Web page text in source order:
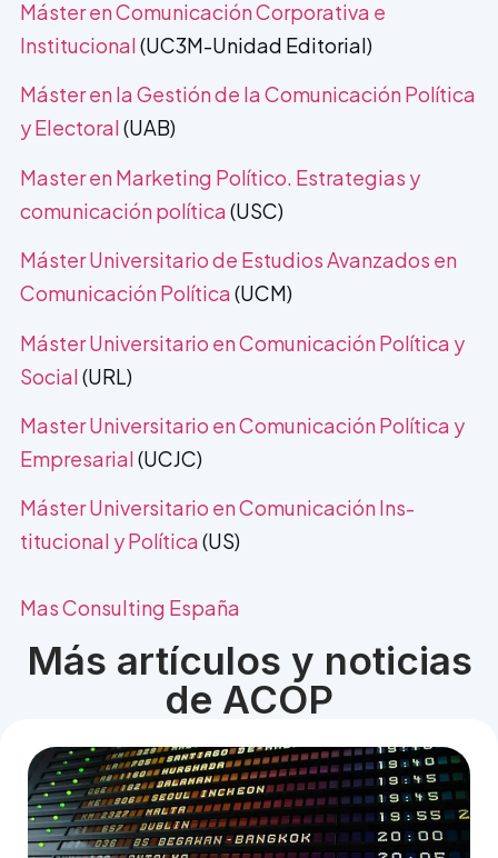
Máster en Comunicación Corporativa e
Institucional(UC3M-Unidad Editorial)
Máster en la Gestión de la Comunicación Política
y Electoral(UAB)
Master en Marketing Político. Estrategias y
comunicación política(USC)
Máster Universitario de Estudios Avanzados en
Comunicación Política(UCM)
Máster Universitario en Comunicación Política y
Social(URL)
Master Universitario en Comunicación Política y
Empresarial(UCJC)
Máster Universitario en Comunicación Ins­
titucional y Política(US)
Mas Consulting España
Más artículos y noticias
de ACOP